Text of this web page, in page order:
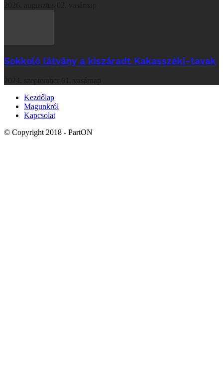
Sokkoló látvány a kiszáradt Kakasszéki-tavak
Kezdőlap
Magunkról
Kapcsolat
© Copyright 2018 - PartON